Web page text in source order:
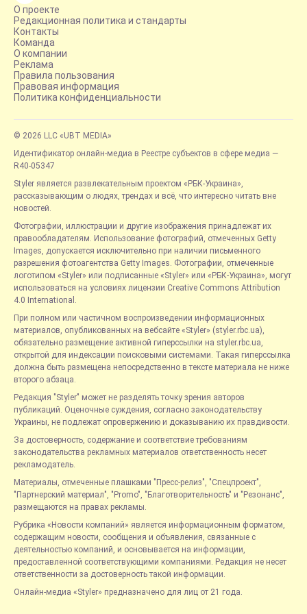
О проекте
Редакционная политика и стандарты
Контакты
Команда
О компании
Реклама
Правила пользования
Правовая информация
Политика конфиденциальности
© 2026 LLC «UBT MEDIA»
Идентификатор онлайн-медиа в Реестре субъектов в сфере медиа —
R40-05347
Styler является развлекательным проектом «РБК-Украина»,
рассказывающим о людях, трендах и всё, что интересно читать вне
новостей.
Фотографии, иллюстрации и другие изображения принадлежат их
правообладателям. Использование фотографий, отмеченных Getty
Images, допускается исключительно при наличии письменного
разрешения фотоагентства Getty Images. Фотографии, отмеченные
логотипом «Styler» или подписанные «Styler» или «РБК-Украина», могут
использоваться на условиях лицензии Creative Commons Attribution
4.0 International.
При полном или частичном воспроизведении информационных
материалов, опубликованных на вебсайте «Styler» (styler.rbc.ua),
обязательно размещение активной гиперссылки на styler.rbc.ua,
открытой для индексации поисковыми системами. Такая гиперссылка
должна быть размещена непосредственно в тексте материала не ниже
второго абзаца.
Редакция "Styler" может не разделять точку зрения авторов
публикаций. Оценочные суждения, согласно законодательству
Украины, не подлежат опровержению и доказыванию их правдивости.
За достоверность, содержание и соответствие требованиям
законодательства рекламных материалов ответственность несет
рекламодатель.
Материалы, отмеченные плашками "Пресс-релиз", "Спецпроект",
"Партнерский материал", "Promo", "Благотворительность" и "Резонанс",
размещаются на правах рекламы.
Рубрика «Новости компаний» является информационным форматом,
содержащим новости, сообщения и объявления, связанные с
деятельностью компаний, и основывается на информации,
предоставленной соответствующими компаниями. Редакция не несет
ответственности за достоверность такой информации.
Онлайн-медиа «Styler» предназначено для лиц от 21 года.